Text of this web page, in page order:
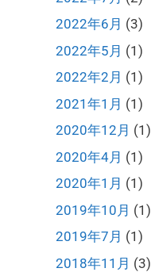
2022年6月 (3)
2022年5月 (1)
2022年2月 (1)
2021年1月 (1)
2020年12月 (1)
2020年4月 (1)
2020年1月 (1)
2019年10月 (1)
2019年7月 (1)
2018年11月 (3)